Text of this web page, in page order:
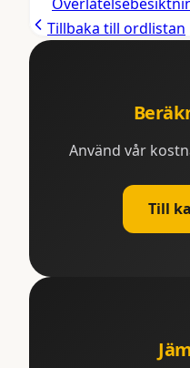
Tillbaka till ordlistan
Använd vår
Till